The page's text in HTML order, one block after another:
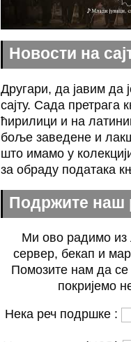
Новости на
Другари, да јавим да
сајту. Сада претрага
ћирилици и на
боље заведене и
што имамо у
за обраду података
Подржите наш
Ми ово радимо
сервер, бекап и
Помозите нам да
покријемо
Нека реч подршке :